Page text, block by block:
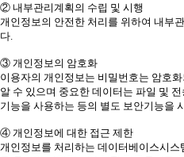
② 내부관리계획의 수립 및 시행
개인정보의 안전한 처리를 위하여 내부
다.
③ 개인정보의 암호화
이용자의 개인정보는 비밀번호는 암호
알 수 있으며 중요한 데이터는 파일 및
기능을 사용하는 등의 별도 보안기능을
④ 개인정보에 대한 접근 제한
개인정보를 처리하는 데이터베이스시